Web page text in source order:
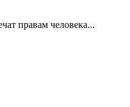
правам человека...